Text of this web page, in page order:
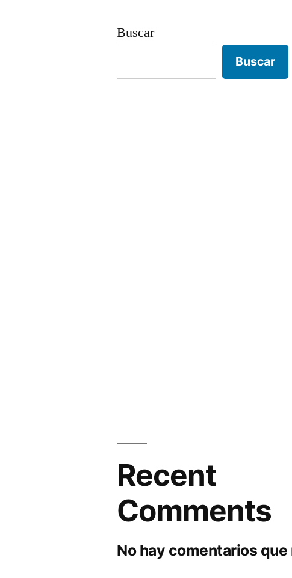
Buscar
Buscar
Recent
Comments
No hay comentarios que